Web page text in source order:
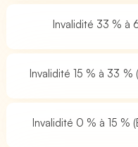
Invalidité 33 % à
Invalidité 15 % à 33 %
Invalidité 0 % à 15 %